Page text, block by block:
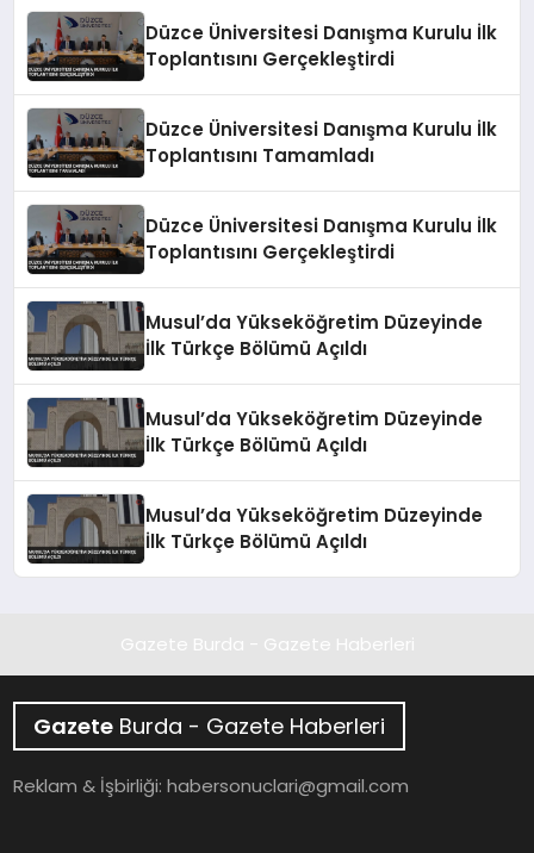
Düzce Üniversitesi Danışma Kurulu İlk
Toplantısını Gerçekleştirdi
Düzce Üniversitesi Danışma Kurulu İlk
Toplantısını Tamamladı
Düzce Üniversitesi Danışma Kurulu İlk
Toplantısını Gerçekleştirdi
Musul’da Yükseköğretim Düzeyinde
İlk Türkçe Bölümü Açıldı
Musul’da Yükseköğretim Düzeyinde
İlk Türkçe Bölümü Açıldı
Musul’da Yükseköğretim Düzeyinde
İlk Türkçe Bölümü Açıldı
Gazete Burda - Gazete Haberleri
Gazete Burda - Gazete Haberleri
Reklam & İşbirliği:habersonuclari@gmail.com